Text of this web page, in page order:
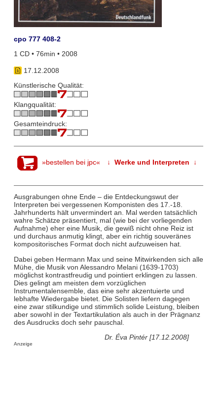
cpo 777 408-2
1 CD • 76min • 2008
17.12.2008
Künstlerische Qualität:
Klangqualität:
Gesamteindruck:
»bestellen bei jpc« ↓ Werke und Interpreten ↓
Ausgrabungen ohne Ende – die Entdeckungswut der
Interpreten bei vergessenen Komponisten des 17.-18.
Jahrhunderts hält unvermindert an. Mal werden tatsächlich
wahre Schätze präsentiert, mal (wie bei der vorliegenden
Aufnahme) eher eine Musik, die gewiß nicht ohne Reiz ist
und durchaus anmutig klingt, aber ein richtig souveränes
kompositorisches Format doch nicht aufzuweisen hat.
Dabei geben Hermann Max und seine Mitwirkenden sich alle
Mühe, die Musik von Alessandro Melani (1639-1703)
möglichst kontrastfreudig und pointiert erklingen zu lassen.
Dies gelingt am meisten dem vorzüglichen
Instrumentalensemble, das eine sehr akzentuierte und
lebhafte Wiedergabe bietet. Die Solisten liefern dagegen
eine zwar stilkundige und stimmlich solide Leistung, bleiben
aber sowohl in der Textartikulation als auch in der Prägnanz
des Ausdrucks doch sehr pauschal.
Dr. Éva Pintér [17.12.2008]
Anzeige